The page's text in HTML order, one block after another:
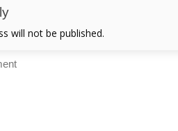
will not be published.